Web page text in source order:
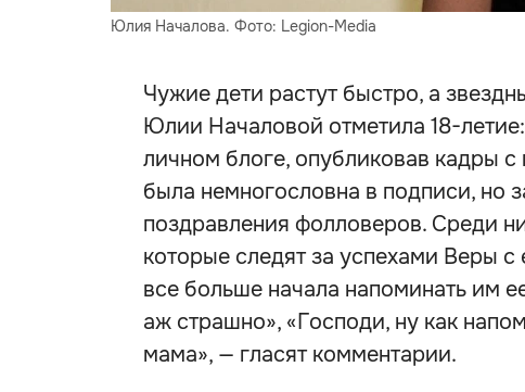
Юлия Началова. Фото: Legion-Media
Чужие дети растут быстро, а
Юлии Началовой отметила 18-
личном блоге, опубликовав кадры
была немногословна в подписи, но
поздравления фолловеров. Среди
которые следят за успехами Веры
все больше начала напоминать им
аж страшно», «Господи, ну как
мама», — гласят комментарии.